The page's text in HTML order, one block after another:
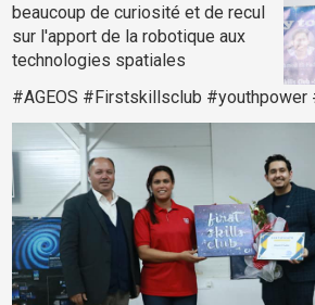
beaucoup de curiosité et de recul
sur l'apport de la robotique aux
technologies spatiales
#AGEOS #Firstskillsclub #youthpower